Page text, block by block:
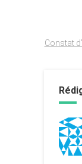
Constat